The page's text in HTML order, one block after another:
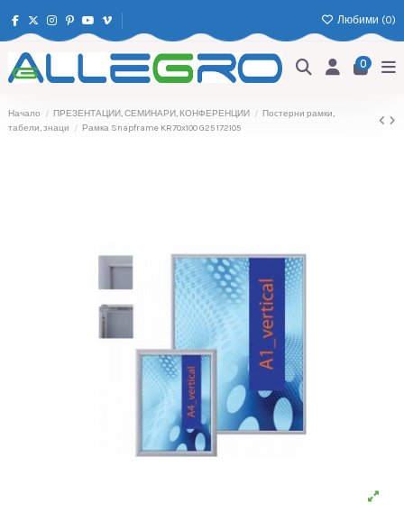
Любими (0)
0
Начало ПРЕЗЕНТАЦИИ, СЕМИНАРИ, КОНФЕРЕНЦИИ
Постерни рамки,
табели, знаци
Рамка Snapframe KR70х100 G25 172105